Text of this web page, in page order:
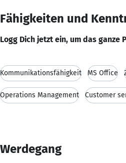
Fähigkeiten und
Logg Dich jetzt ein, um das ganze
Kommunikationsfähigkeit MS Office
Operations Management Customer
Werdegang